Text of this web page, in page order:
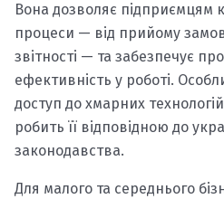
Вона дозволяє підприємцям
процеси — від прийому
звітності — та забезпечує
ефективність у роботі.
доступ до хмарних
робить її відповідною до
законодавства.
Для малого та середнього